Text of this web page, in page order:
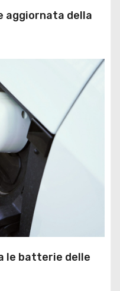
aggiornata della
le batterie delle